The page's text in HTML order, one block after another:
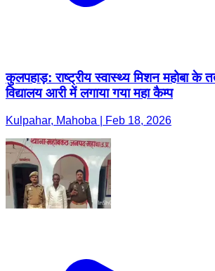
कुलपहाड़: राष्ट्रीय स्वास्थ्य मिशन महोबा के
विद्यालय आरी में लगाया गया महा कैम्प
Kulpahar, Mahoba | Feb 18, 2026